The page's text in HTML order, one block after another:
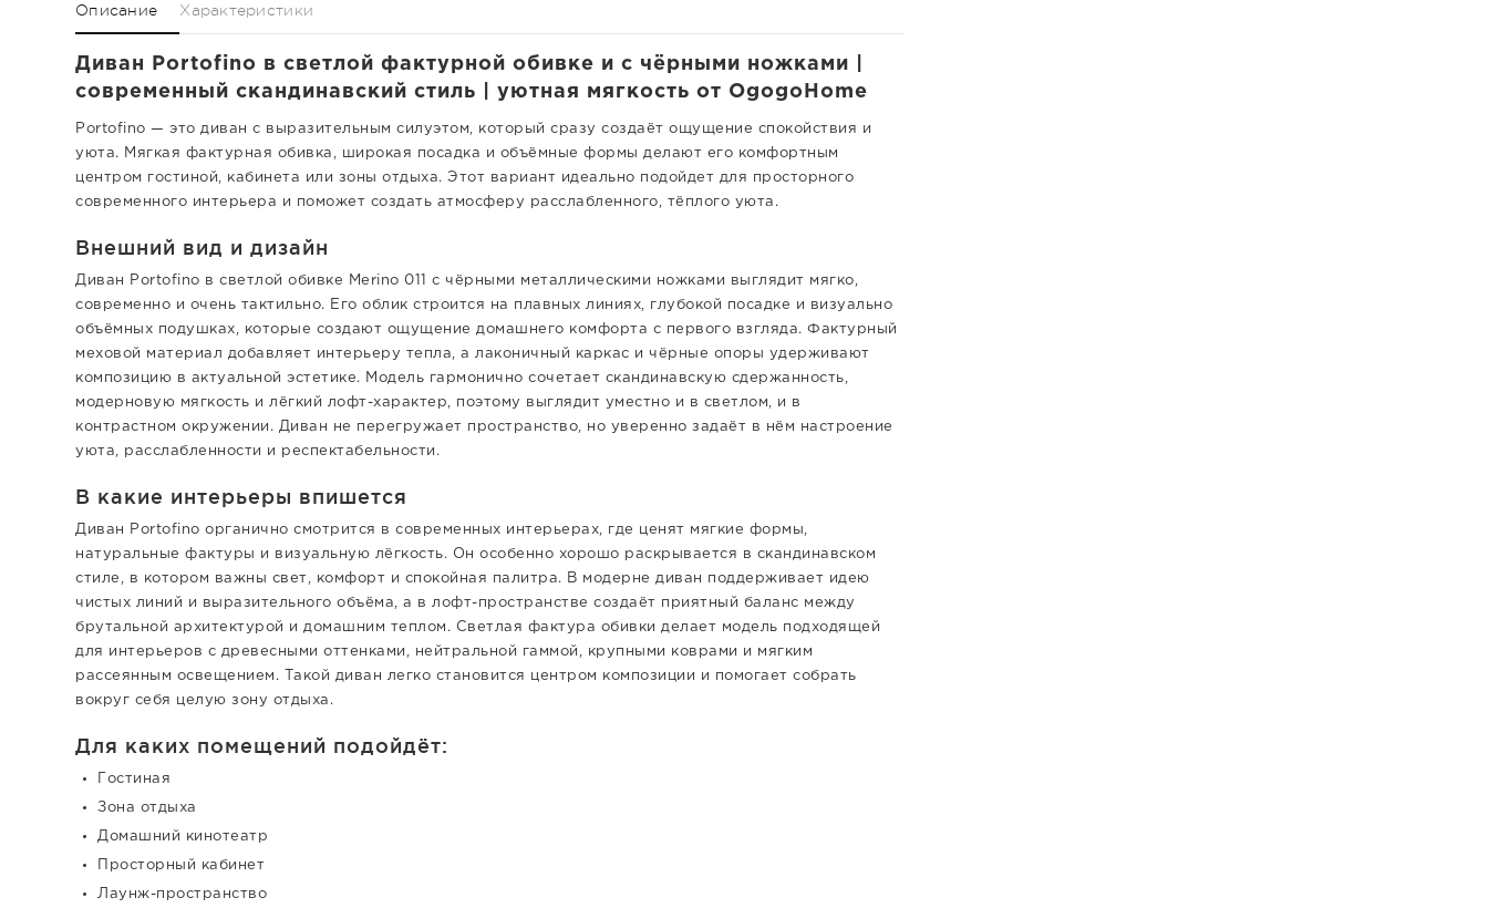
Описание Характеристики
Диван Portofino в светлой фактурной обивке и с чёрными ножками |
современный скандинавский стиль | уютная мягкость от OgogoHome
Portofino — это диван с выразительным силуэтом, который сразу создаёт ощущение спокойствия и
уюта. Мягкая фактурная обивка, широкая посадка и объёмные формы делают его комфортным
центром гостиной, кабинета или зоны отдыха. Этот вариант идеально подойдет для просторного
современного интерьера и поможет создать атмосферу расслабленного, тёплого уюта.
Внешний вид и дизайн
Диван Portofino в светлой обивке Merino 011 с чёрными металлическими ножками выглядит мягко,
современно и очень тактильно. Его облик строится на плавных линиях, глубокой посадке и визуально
объёмных подушках, которые создают ощущение домашнего комфорта с первого взгляда. Фактурный
меховой материал добавляет интерьеру тепла, а лаконичный каркас и чёрные опоры удерживают
композицию в актуальной эстетике. Модель гармонично сочетает скандинавскую сдержанность,
модерновую мягкость и лёгкий лофт-характер, поэтому выглядит уместно и в светлом, и в
контрастном окружении. Диван не перегружает пространство, но уверенно задаёт в нём настроение
уюта, расслабленности и респектабельности.
В какие интерьеры впишется
Диван Portofino органично смотрится в современных интерьерах, где ценят мягкие формы,
натуральные фактуры и визуальную лёгкость. Он особенно хорошо раскрывается в скандинавском
стиле, в котором важны свет, комфорт и спокойная палитра. В модерне диван поддерживает идею
чистых линий и выразительного объёма, а в лофт-пространстве создаёт приятный баланс между
брутальной архитектурой и домашним теплом. Светлая фактура обивки делает модель подходящей
для интерьеров с древесными оттенками, нейтральной гаммой, крупными коврами и мягким
рассеянным освещением. Такой диван легко становится центром композиции и помогает собрать
вокруг себя целую зону отдыха.
Для каких помещений подойдёт:
Гостиная
Зона отдыха
Домашний кинотеатр
Просторный кабинет
Лаунж-пространство